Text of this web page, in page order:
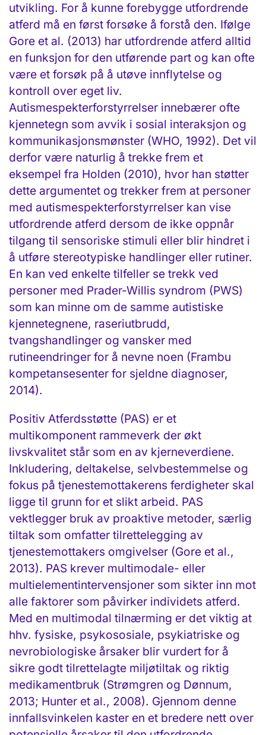
utvikling. For å kunne forebygge utfordrende
atferd må en først forsøke å forstå den. Ifølge
Gore et al. (2013) har utfordrende atferd alltid
en funksjon for den utførende part og kan ofte
være et forsøk på å utøve innflytelse og
kontroll over eget liv.
Autismespekterforstyrrelser innebærer ofte
kjennetegn som avvik i sosial interaksjon og
kommunikasjonsmønster (WHO, 1992). Det vil
derfor være naturlig å trekke frem et
eksempel fra Holden (2010), hvor han støtter
dette argumentet og trekker frem at personer
med autismespekterforstyrrelser kan vise
utfordrende atferd dersom de ikke oppnår
tilgang til sensoriske stimuli eller blir hindret i
å utføre stereotypiske handlinger eller rutiner.
En kan ved enkelte tilfeller se trekk ved
personer med Prader-Willis syndrom (PWS)
som kan minne om de samme autistiske
kjennetegnene, raseriutbrudd,
tvangshandlinger og vansker med
rutineendringer for å nevne noen (Frambu
kompetansesenter for sjeldne diagnoser,
2014).
Positiv Atferdsstøtte (PAS) er et
multikomponent rammeverk der økt
livskvalitet står som en av kjerneverdiene.
Inkludering, deltakelse, selvbestemmelse og
fokus på tjenestemottakerens ferdigheter skal
ligge til grunn for et slikt arbeid. PAS
vektlegger bruk av proaktive metoder, særlig
tiltak som omfatter tilrettelegging av
tjenestemottakers omgivelser (Gore et al.,
2013). PAS krever multimodale- eller
multielementintervensjoner som sikter inn mot
alle faktorer som påvirker individets atferd.
Med en multimodal tilnærming er det viktig at
hhv. fysiske, psykososiale, psykiatriske og
nevrobiologiske årsaker blir vurdert for å
sikre godt tilrettelagte miljøtiltak og riktig
medikamentbruk (Strømgren og Dønnum,
2013; Hunter et al., 2008). Gjennom denne
innfallsvinkelen kaster en et bredere nett over